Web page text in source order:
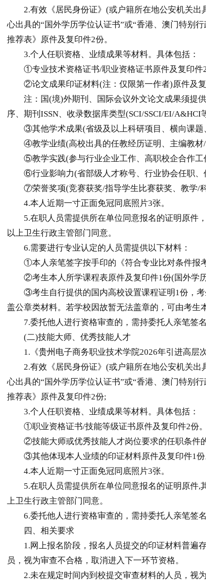
2.有效《居民身份证》(或户籍所在地公安机关出
心出具的“国外学历学位认证书”或“香港、澳门特别
推荐表》原件及复印件2份。
3.个人任职资格、业绩成果等材料。具体包括：
①专业技术资格证书/职业资格证书原件及复印件
②论文成果印证材料(注：仅限第一作者)原件及复
注：国(境)外期刊、国际会议外文论文成果须提供
序、期刊ISSN、收录数据库类型(SCI/SSCI/EI/
③其他学术成果(省级及以上科研项目、横向课题
④教学业绩(高校出具的任教经历证明、主编教材/
⑤教学实践(参与行业企业工作、高职校企合作工
⑥行业影响力(省部级人才称号、行业协会任职、
⑦荣誉奖项(竞赛获奖/指导学生比赛获奖、教学/科
4.本人近期一寸正面免冠同底照片3张。
5.在职人员需提供所在单位同意报名的证明原件，
以上卫生行政主管部门同意。
6.需要进行专业认定的人员需提供以下材料：
①本人亲笔签字按手印的《符合专业比对条件报
②考生本人所学课程表原件及复印件1份(国外学历
③考生自行提供的国内高校设置课程证明1份，考
盖公章类材料。若学校因故暂无法盖章的，可由考
7.委托他人进行资格审查的，需持委托人亲笔签名
(二)技能大师、优秀技能人才
1.《贵州 电子商务职业技术学院2026年引进高层
2.有效《居民身份证》(或户籍所在地公安机关出
心出具的“国外学历学位认证书”或“香港、澳门特别
推荐表》原件及复印件2份;
3.个人任职资格、业绩成果等材料。具体包括：
①职业资格证书/技能等级证书原件及复印件2份。
②技能大师或优秀技能人才岗位要求的任职条件的
③其他体现本人业绩的印证材料原件及复印件1份
4.本人近期一寸正面免冠同底照片3张。
5.在职人员需提供所在单位同意报名的证明原件,
上卫生行政主管部门同意。
6.委托他人进行资格审查的，需持委托人亲笔签名
四、相关要求
1.网上报名阶段，报名人员提交的印证材料普遍存
员，视为审查不合格，取消进入下一环节资格。
2.未在规定时间内到校提交审查材料的人员，视为